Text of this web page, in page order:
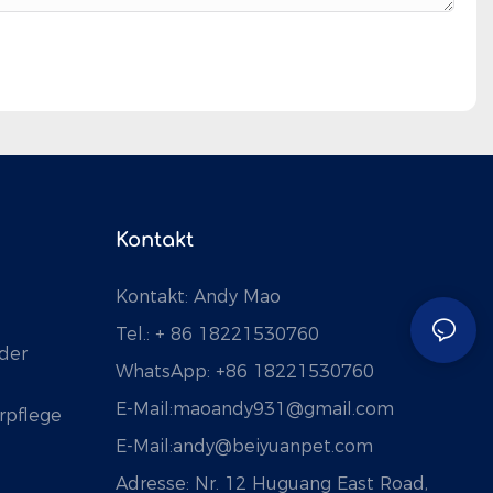
Kontakt
Kontakt: Andy Mao
Tel.: + 86 18221530760
WhatsApp: +86 18221530760
E-Mail:maoandy931@gmail.com
E-Mail:andy@beiyuanpet.com
Adresse: Nr. 12 Huguang East Road,